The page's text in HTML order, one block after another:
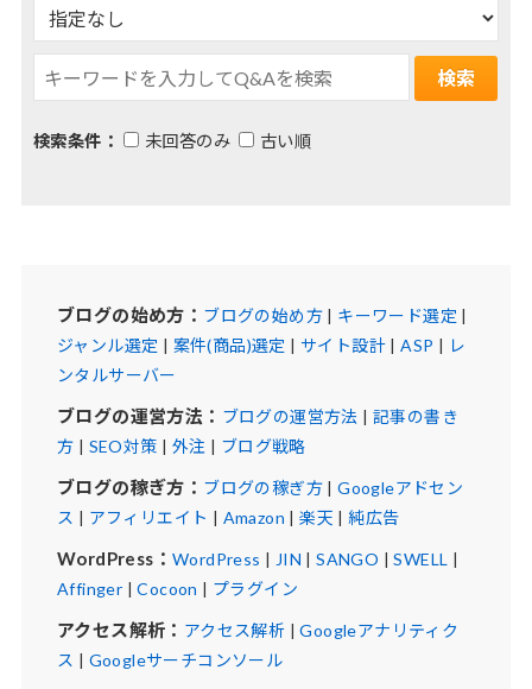
検索条件： 未回答のみ 古い順
ブログの始め方： ブログの始め方| キーワード選定 |
ジャンル選定 | 案件(商品)選定 | サイト設計|ASP | レ
ンタルサーバー
ブログの運営方法： ブログの運営方法 | 記事の書き
方 | SEO対策 | 外注 | ブログ戦略
ブログの稼ぎ方： ブログの稼ぎ方|Googleアドセン
ス | アフィリエイト | Amazon |楽天 |純広告
WordPress： WordPress | JIN |SANGO |SWELL |
Affinger |Cocoon | プラグイン
アクセス解析： アクセス解析 |Googleアナリティク
ス | Googleサーチコンソール